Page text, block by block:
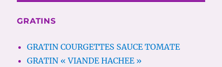
GRATINS
GRATIN COURGETTES SAUCE TOMATE
GRATIN « VIANDE HACHEE »